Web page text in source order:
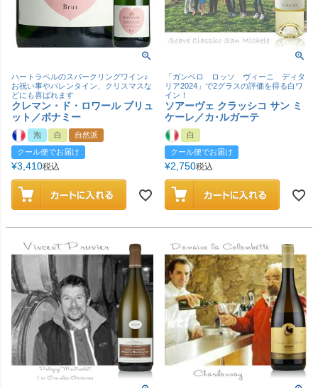
ハートラベルのスパークリングワイン♪
お祝い事やバレンタイン、クリスマスな
どにも喜ばれます
クレマン・ド・ロワール ブリュ
ット／ボナミー
泡 白
自然派
クール便でお届け
¥3,410税込
「ガンベロ ロッソ ヴィーニ ディタ
リア2024」で2グラスの評価を得る白ワ
イン！
ソアーヴェ クラッシコ サン ミ
ケーレ／カ･ルガーテ
白
クール便でお届け
¥2,750税込